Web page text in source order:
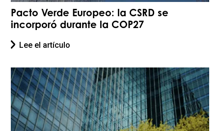
Pacto Verde Europeo: la CSRD se
incorporó durante la COP27
Lee el artículo